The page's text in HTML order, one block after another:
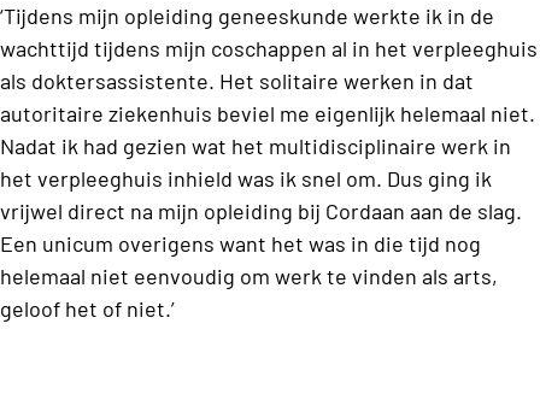
‘Tijdens mijn opleiding geneeskunde werkte ik in de
wachttijd tijdens mijn coschappen al in het verpleeghuis
als doktersassistente. Het solitaire werken in dat
autoritaire ziekenhuis beviel me eigenlijk helemaal niet.
Nadat ik had gezien wat het multidisciplinaire werk in
het verpleeghuis inhield was ik snel om. Dus ging ik
vrijwel direct na mijn opleiding bij Cordaan aan de slag.
Een unicum overigens want het was in die tijd nog
helemaal niet eenvoudig om werk te vinden als arts,
geloof het of niet.’